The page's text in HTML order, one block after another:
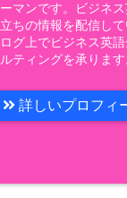
ーマンです。ビジネ
立ちの情報を配信し
ログ上でビジネス英
ルティングを承ります
詳しいプロフィ